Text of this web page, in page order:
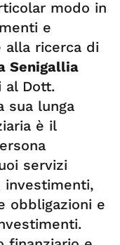
modo in
e
alla ricerca di
Senigallia
al Dott.
sua lunga
è il
servizi
investimenti,
obbligazioni e